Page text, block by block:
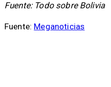
Fuente: Todo sobre Bolivia
​Fuente: Meganoticias